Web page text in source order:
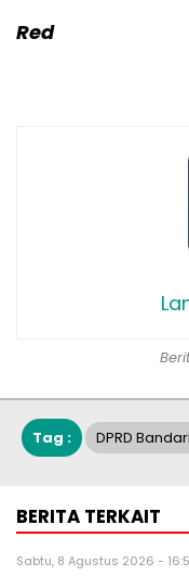
Red
Tag : DPRD
BERITA TERKAIT
Sabtu, 8 Agustus 2026 -